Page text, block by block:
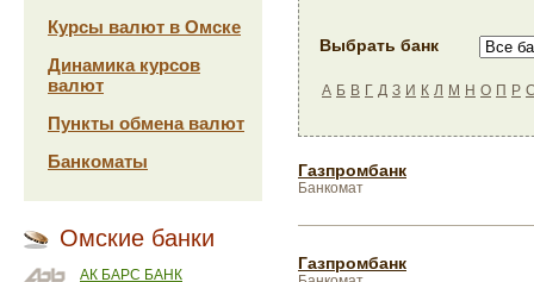
Курсы валют в Омске
Динамика курсов
валют
Пункты обмена валют
Банкоматы
Омские банки
АК БАРС БАНК
Выбрать банк
А Б В Г Д З И К Л М Н О П Р
Газпромбанк
Банкомат
Газпромбанк